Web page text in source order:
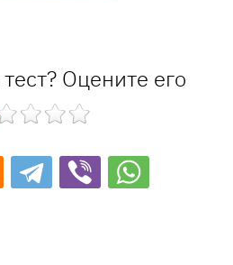
Оцените его